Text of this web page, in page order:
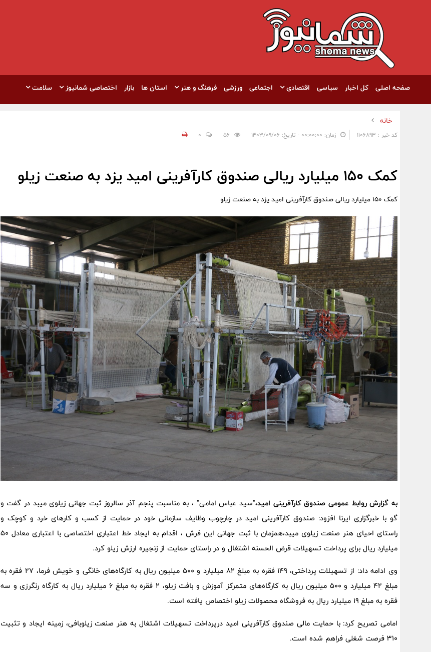
صفحه اصلی کل اخبار سیاسی اقتصادی اجتماعی ورزشی فرهنگ و هنر استان ها بازار اختصاصی شمانیوز سلامت
خانه
کد خبر : 1106893 زمان: ۰۰:۰۰:۰۰ - تاریخ: ۱۴۰۳/۰۹/۰۶ 0
کمک ۱۵۰ میلیارد ریالی صندوق کارآفرینی امید یزد به صنعت زیلو
کمک ۱۵۰ میلیارد ریالی صندوق کارآفرینی امید یزد به صنعت زیلو
به گزارش روابط عمومی صندوق کارآفرینی امید،"سید عباس امامی" ، به مناسبت پنجم آذر سالروز ثبت جهانی زیلوی میبد در گفت و
گو با خبرگزاری ایرنا افزود: صندوق کارآفرینی امید در چارچوب وظایف سازمانی خود در حمایت از کسب و کارهای خرد و کوچک و
راستای احیای هنر صنعت زیلوی میبد،همزمان با ثبت جهانی این فرش ، اقدام به ایجاد خط اعتباری اختصاصی با اعتباری معادل ۵۰
میلیارد ریال برای پرداخت تسهیلات قرض الحسنه اشتغال و در راستای حمایت از زنجیره ارزش زیلو کرد.
وی ادامه داد: از تسهیلات پرداختی، ۱۴۹ فقره به مبلغ ۸۲ میلیارد و ۵۰۰ میلیون ریال به کارگاه‌های خانگی و خویش فرما، ۲۷ فقره به
مبلغ ۴۲ میلیارد و ۵۰۰ میلیون ریال به کارگاه‌های متمرکز آموزش و بافت زیلو، ۲ فقره به مبلغ ۶ میلیارد ریال به کارگاه رنگرزی و سه
فقره به مبلغ ۱۹ میلیارد ریال به فروشگاه محصولات زیلو اختصاص یافته است.
امامی تصریح کرد: با حمایت مالی صندوق کارآفرینی امید درپرداخت تسهیلات اشتغال به هنر صنعت زیلوبافی، زمینه ایجاد و تثبیت
۳۱۰ فرصت شغلی فراهم شده است.